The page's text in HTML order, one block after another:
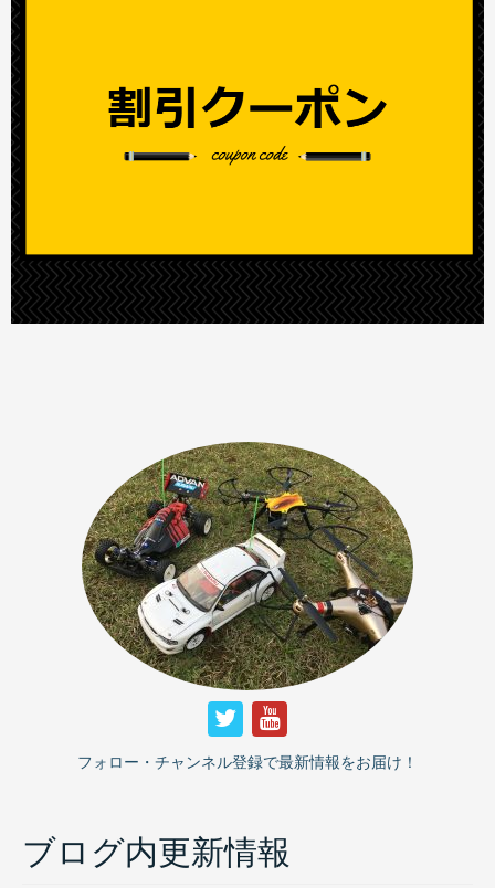
フォロー・チャンネル登録で最新情報をお届け！
ブログ内更新情報